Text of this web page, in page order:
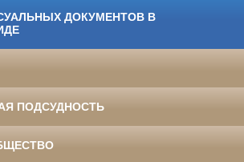
ДОКУМЕНТОВ В
ПОДСУДНОСТЬ